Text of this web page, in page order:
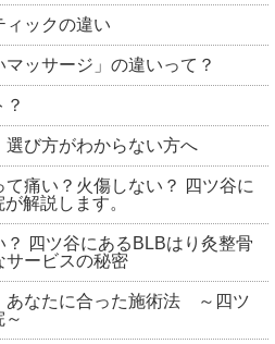
ィックの違い
マッサージ」の違いって？
選び方がわからない方へ
痛い？火傷しない？ 四ツ谷に
解説します。
四ツ谷にあるBLBはり灸整骨
サービスの秘密
あなたに合った施術法 ～四ツ